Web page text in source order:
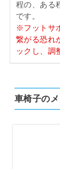
程の、ある
です。
※フットサ
繋がる恐れ
ックし、調
車椅子の